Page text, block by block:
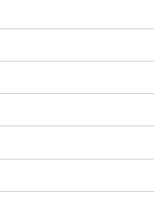
」の「眠りたての愛」の攻
の敵はすべて時間沸き
う博士がそれぞれ数体取
ーニャの攻撃は一撃で